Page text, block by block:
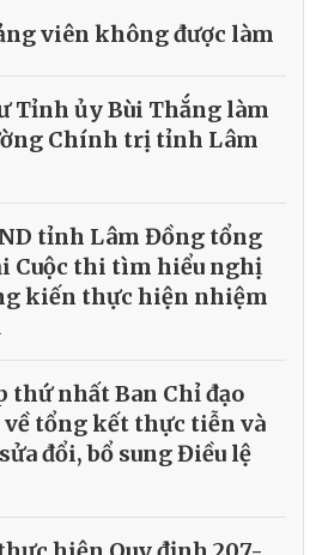
viên không được làm
Tỉnh ủy Bùi Thắng làm
Chính trị tỉnh Lâm
tỉnh Lâm Đồng tổng
Cuộc thi tìm hiểu nghị
kiến thực hiện nhiệm
thứ nhất Ban Chỉ đạo
tổng kết thực tiễn và
đổi, bổ sung Điều lệ